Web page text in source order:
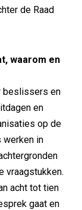
de Raad
waarom en
beslissers en
en
op de
werken in
vraagstukken.
acht tot tien
gaat en